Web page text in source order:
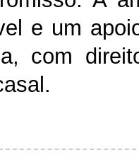
e um
com